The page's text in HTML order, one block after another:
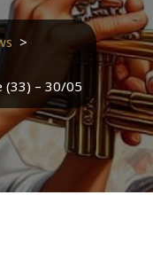
>
(33) – 30/05